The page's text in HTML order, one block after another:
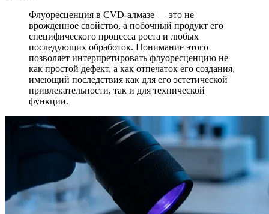
Флуоресценция в CVD-алмазе — это не
врожденное свойство, а побочный продукт его
специфического процесса роста и любых
последующих обработок. Понимание этого
позволяет интерпретировать флуоресценцию не
как простой дефект, а как отпечаток его создания,
имеющий последствия как для его эстетической
привлекательности, так и для технической
функции.